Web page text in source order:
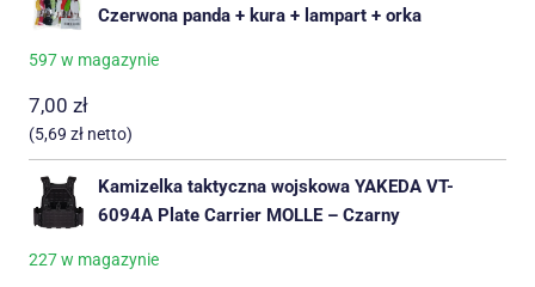
Czerwona panda + kura + lampart + orka
597 w magazynie
7,00 zł
(5,69 zł netto)
Kamizelka taktyczna wojskowa YAKEDA VT-
6094A Plate Carrier MOLLE – Czarny
227 w magazynie